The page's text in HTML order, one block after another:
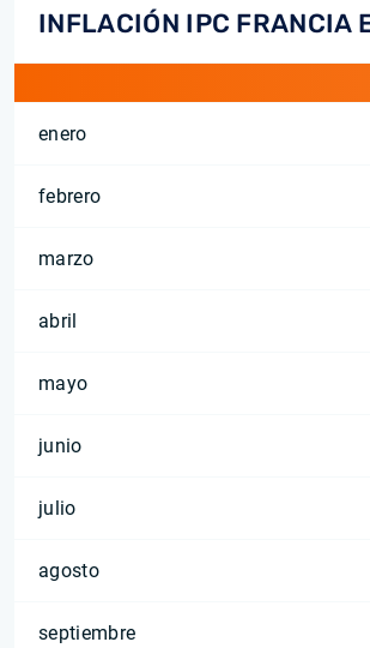
INFLACIÓN IPC FRANCIA
enero
febrero
marzo
abril
mayo
junio
julio
agosto
septiembre